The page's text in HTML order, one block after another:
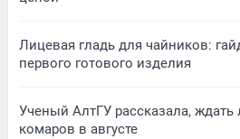
Лицевая гладь для чайников:
первого готового изделия
Ученый АлтГУ рассказала, ждать
комаров в августе